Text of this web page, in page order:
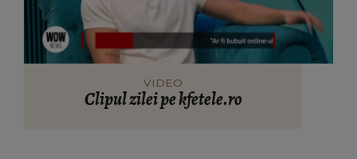
VIDEO
Clipul zilei pe kfetele.ro